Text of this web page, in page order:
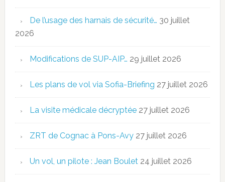
De l’usage des harnais de sécurité… 30 juillet
2026
Modifications de SUP-AIP… 29 juillet 2026
Les plans de vol via Sofia-Briefing 27 juillet 2026
La visite médicale décryptée 27 juillet 2026
ZRT de Cognac à Pons-Avy 27 juillet 2026
Un vol, un pilote : Jean Boulet 24 juillet 2026